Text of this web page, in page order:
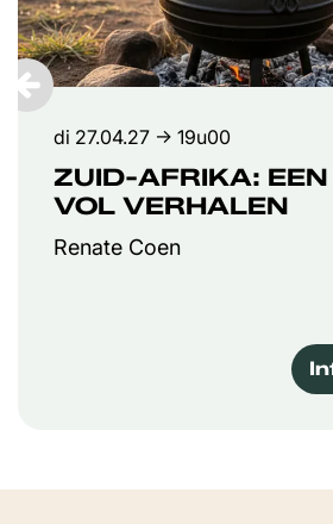
ZUID-AFRIKA:
VOL VERHALEN
Renate Coen
di 27.04.27 → 19u00